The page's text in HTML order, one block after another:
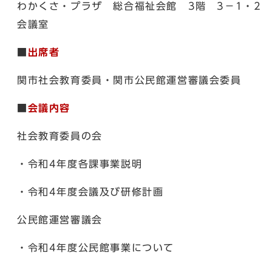
わかくさ・プラザ 総合福祉会館 3階 3－1・2
会議室
出席者
関市社会教育委員・関市公民館運営審議会委員
会議内容
社会教育委員の会
・令和4年度各課事業説明
・令和4年度会議及び研修計画
公民館運営審議会
・令和4年度公民館事業について